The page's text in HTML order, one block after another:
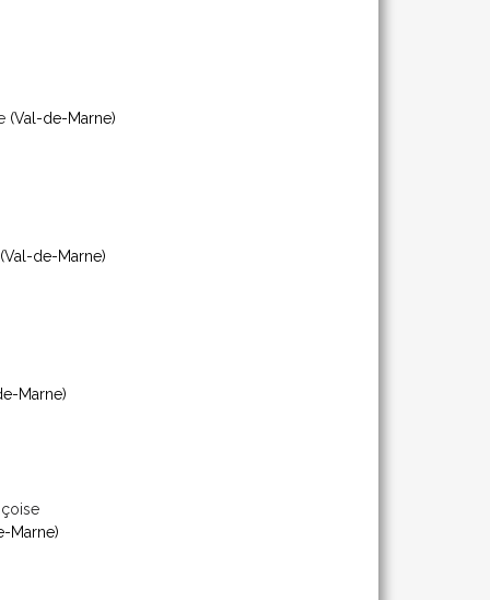
(Val-de-Marne)
de-Marne)
Marne)
Marne)